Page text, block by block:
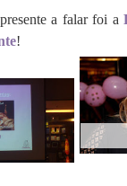
a falar foi a
!